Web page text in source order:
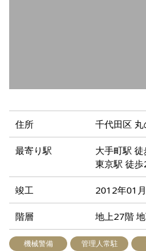
住所 千代田区
最寄り駅
大手町駅
東京駅 徒
竣工 2012年01月
階層 地上27階
機械警備 管理人常駐